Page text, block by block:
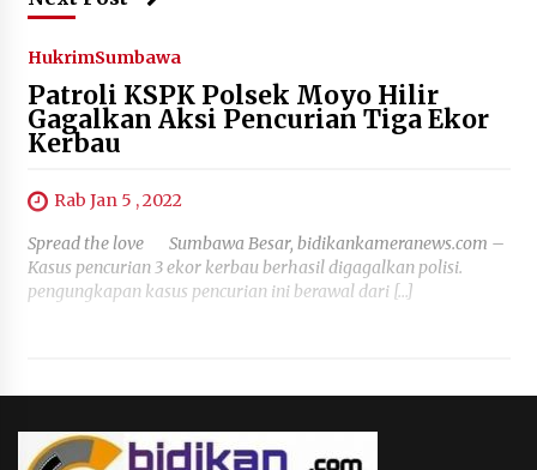
HukrimSumbawa
Patroli KSPK Polsek Moyo Hilir
Gagalkan Aksi Pencurian Tiga Ekor
Kerbau
Rab Jan 5 , 2022
Spread the love Sumbawa Besar, bidikankameranews.com –
Kasus pencurian 3 ekor kerbau berhasil digagalkan polisi.
pengungkapan kasus pencurian ini berawal dari […]